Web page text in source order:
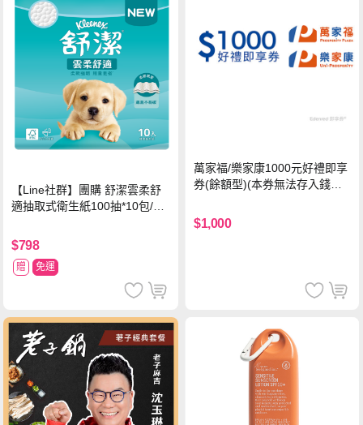
【Line社群】團購 舒潔雲柔舒
適抽取式衛生紙100抽*10包/6
$798
贈 免運
萬家福/樂家康1000元好禮即享
券(餘額型)(本券無法存入錢包
$1,000